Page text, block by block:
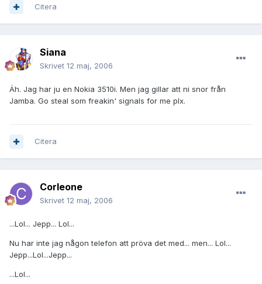
Citera
Siana
Skrivet 12 maj, 2006
Äh. Jag har ju en Nokia 3510i. Men jag gillar att ni snor från
Jamba. Go steal som freakin' signals for me plx.
Citera
Corleone
Skrivet 12 maj, 2006
...Lol... Jepp... Lol...
Nu har inte jag någon telefon att pröva det med... men... Lol...
Jepp...Lol...Jepp...
...Lol...